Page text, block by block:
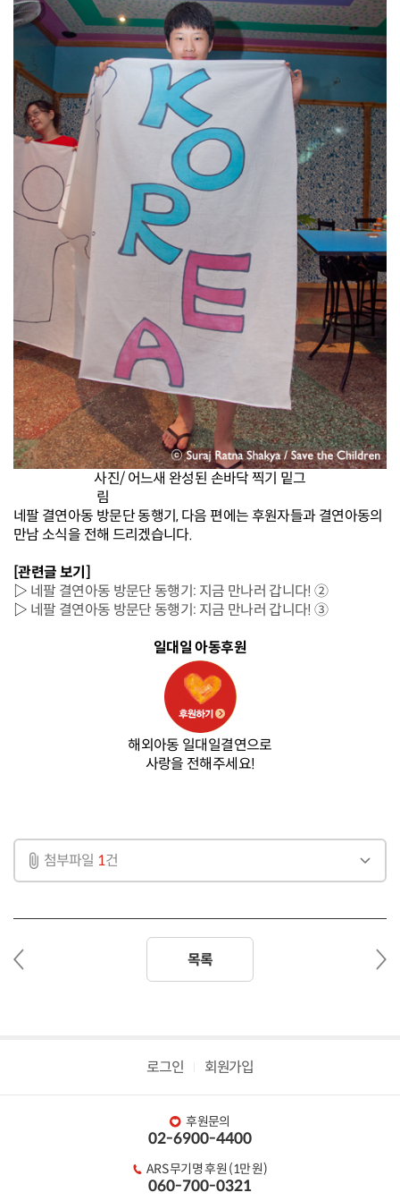
사진/ 어느새 완성된 손바닥 찍기 밑그
림
네팔 결연아동 방문단 동행기, 다음 편에는 후원자들과 결연아동의
만남 소식을 전해 드리겠습니다.
[관련글 보기]
▷ 네팔 결연아동 방문단 동행기: 지금 만나러 갑니다! ②
▷ 네팔 결연아동 방문단 동행기: 지금 만나러 갑니다! ③
일대일 아동후원
해외아동 일대일결연으로
사랑을 전해주세요!
첨부파일 1건
목록
로그인 회원가입
후원문의
02-6900-4400
ARS 무기명 후원 (1만 원)
060-700-0321